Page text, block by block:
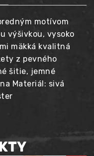
motívom
výšivkou, vysoko
mäkká kvalitná
z pevného
šitie, jemné
Materiál: sivá